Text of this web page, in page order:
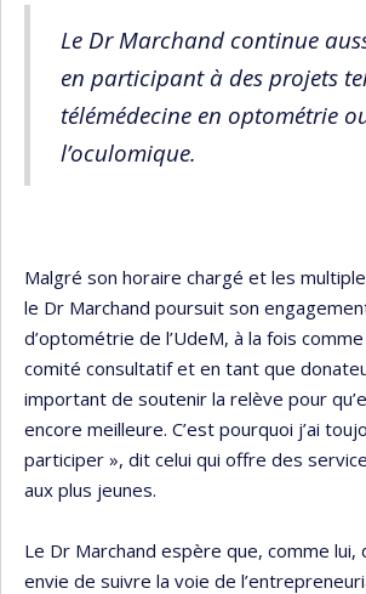
Le Dr Marchand continue
en participant à des projets
télémédecine en optométrie
l’oculomique.
Malgré son horaire chargé et les
le Dr Marchand poursuit son
d’optométrie de l’UdeM, à la fois
comité consultatif et en tant que
important de soutenir la relève pour
encore meilleure. C’est pourquoi j’ai
participer », dit celui qui offre des
aux plus jeunes.
Le Dr Marchand espère que, comme lui,
envie de suivre la voie de